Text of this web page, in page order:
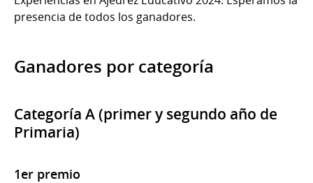
presencia de todos los ganadores.
Ganadores por categoría
Categoría A (primer y segundo año de
Primaria)
1er premio